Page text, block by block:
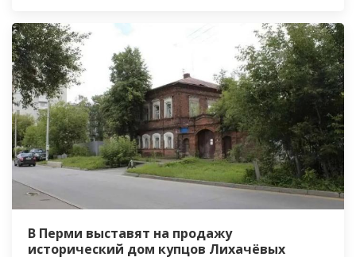
В Перми выставят на продажу
исторический дом купцов Лихачёвых